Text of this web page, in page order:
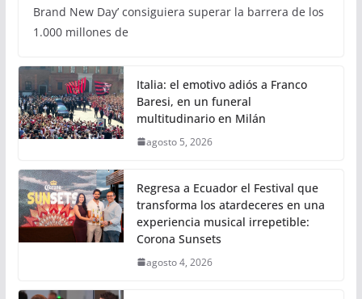
Brand New Day’ consiguiera superar la barrera de los
1.000 millones de
Italia: el emotivo adiós a Franco
Baresi, en un funeral
multitudinario en Milán
agosto 5, 2026
Regresa a Ecuador el Festival que
transforma los atardeceres en una
experiencia musical irrepetible:
Corona Sunsets
agosto 4, 2026